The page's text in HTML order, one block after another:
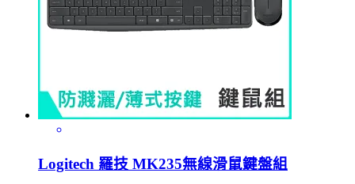
Logitech 羅技 MK235無線滑鼠鍵盤組